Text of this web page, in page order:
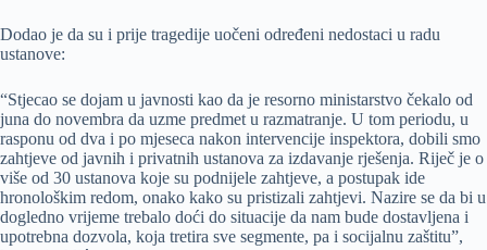
Dodao je da su i prije tragedije uočeni određeni nedostaci u radu
ustanove:
“Stjecao se dojam u javnosti kao da je resorno ministarstvo čekalo od
juna do novembra da uzme predmet u razmatranje. U tom periodu, u
rasponu od dva i po mjeseca nakon intervencije inspektora, dobili smo
zahtjeve od javnih i privatnih ustanova za izdavanje rješenja. Riječ je o
više od 30 ustanova koje su podnijele zahtjeve, a postupak ide
hronološkim redom, onako kako su pristizali zahtjevi. Nazire se da bi u
dogledno vrijeme trebalo doći do situacije da nam bude dostavljena i
upotrebna dozvola, koja tretira sve segmente, pa i socijalnu zaštitu”,